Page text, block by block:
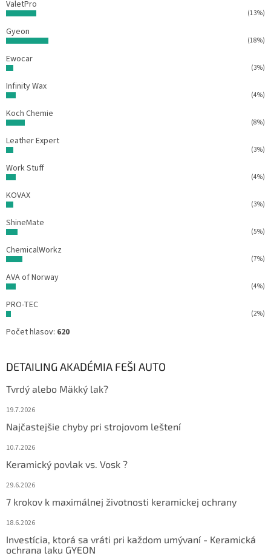
ValetPro
(13%)
Gyeon
(18%)
Ewocar
(3%)
Infinity Wax
(4%)
Koch Chemie
(8%)
Leather Expert
(3%)
Work Stuff
(4%)
KOVAX
(3%)
ShineMate
(5%)
ChemicalWorkz
(7%)
AVA of Norway
(4%)
PRO-TEC
(2%)
Počet hlasov: 620
DETAILING AKADÉMIA FEŠI AUTO
Tvrdý alebo Mäkký lak?
19.7.2026
Najčastejšie chyby pri strojovom leštení
10.7.2026
Keramický povlak vs. Vosk ?
29.6.2026
7 krokov k maximálnej životnosti keramickej ochrany
18.6.2026
Investícia, ktorá sa vráti pri každom umývaní - Keramická
ochrana laku GYEON